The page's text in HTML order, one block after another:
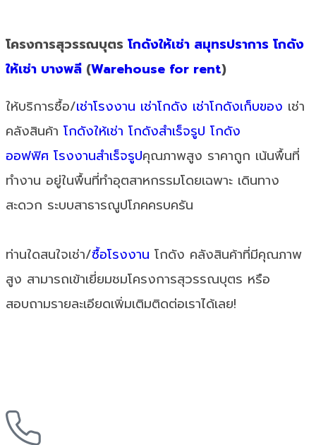
โครงการสุวรรณบุตร โกดังให้เช่า สมุทรปราการ โกดัง
ให้เช่า บางพลี (Warehouse for rent)
ให้บริการซื้อ/เช่าโรงงาน เช่าโกดัง เช่าโกดังเก็บของ เช่า
คลังสินค้า โกดังให้เช่า โกดังสำเร็จรูป โกดัง
ออฟฟิศ โรงงานสำเร็จรูปคุณภาพสูง ราคาถูก เน้นพื้นที่
ทำงาน อยู่ในพื้นที่ทำอุตสาหกรรมโดยเฉพาะ เดินทาง
สะดวก ระบบสาธารณูปโภคครบครัน
ท่านใดสนใจเช่า/ซื้อโรงงาน โกดัง คลังสินค้าที่มีคุณภาพ
สูง สามารถเข้าเยี่ยมชมโครงการสุวรรณบุตร หรือ
สอบถามรายละเอียดเพิ่มเติมติดต่อเราได้เลย!